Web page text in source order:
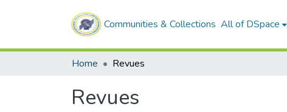
Communities & Collections All of DSpace
Home Revues
Revues